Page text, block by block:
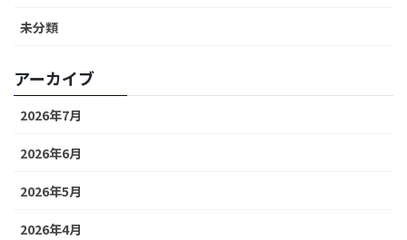
未分類
アーカイブ
2026年7月
2026年6月
2026年5月
2026年4月